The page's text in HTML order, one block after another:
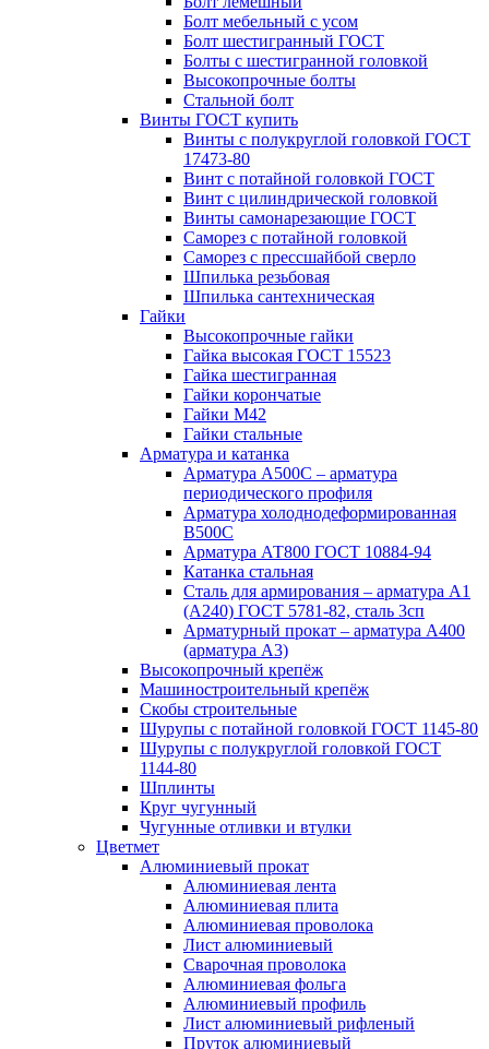
Болт мебельный с усом
Болт шестигранный ГОСТ
Болты с шестигранной головкой
Высокопрочные болты
Стальной болт
Винты ГОСТ купить
Винты с полукруглой головкой ГОСТ
17473-80
Винт с потайной головкой ГОСТ
Винт с цилиндрической головкой
Винты самонарезающие ГОСТ
Саморез с потайной головкой
Саморез с прессшайбой сверло
Шпилька резьбовая
Шпилька сантехническая
Гайки
Высокопрочные гайки
Гайка высокая ГОСТ 15523
Гайка шестигранная
Гайки корончатые
Гайки М42
Гайки стальные
Арматура и катанка
Арматура А500С – арматура
периодического профиля
Арматура холоднодеформированная
В500С
Арматура АТ800 ГОСТ 10884-94
Катанка стальная
Сталь для армирования – арматура А1
(А240) ГОСТ 5781-82, сталь 3сп
Арматурный прокат – арматура А400
(арматура А3)
Высокопрочный крепёж
Машиностроительный крепёж
Скобы строительные
Шурупы с потайной головкой ГОСТ 1145-80
Шурупы с полукруглой головкой ГОСТ
1144-80
Шплинты
Круг чугунный
Чугунные отливки и втулки
Цветмет
Алюминиевый прокат
Алюминиевая лента
Алюминиевая плита
Алюминиевая проволока
Лист алюминиевый
Сварочная проволока
Алюминиевая фольга
Алюминиевый профиль
Лист алюминиевый рифленый
Пруток алюминиевый